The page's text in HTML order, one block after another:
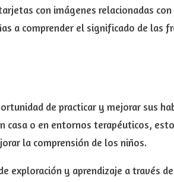
con imágenes relacionadas
a comprender el significado de las
de practicar y mejorar sus
casa o en entornos terapéuticos,
la comprensión de los niños.
exploración y aprendizaje a través